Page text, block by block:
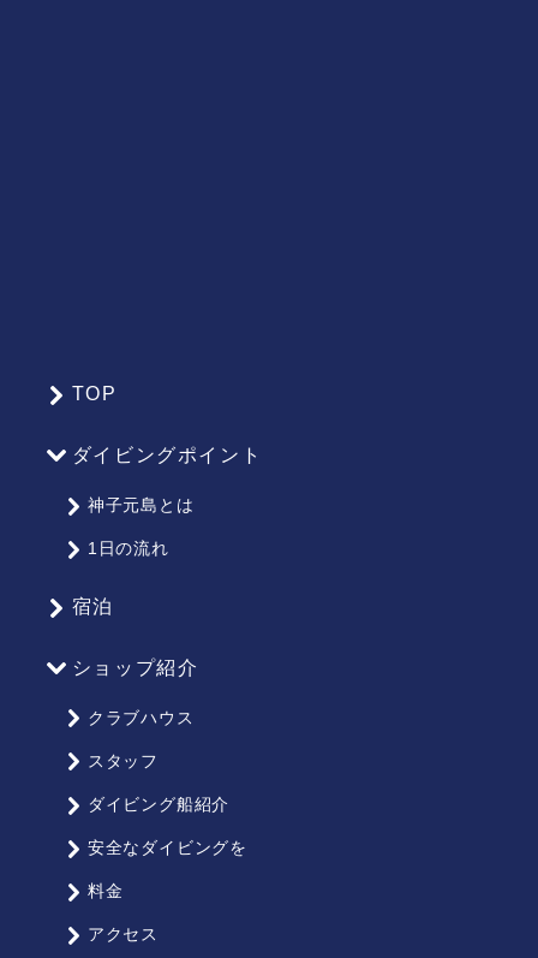
TOP
ダイビングポイント
神子元島とは
1日の流れ
宿泊
ショップ紹介
クラブハウス
スタッフ
ダイビング船紹介
安全なダイビングを
料金
アクセス